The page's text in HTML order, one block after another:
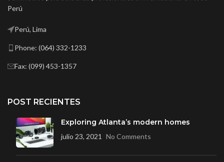
Perú
Perú, Lima
Phone: (064) 332-1233
Fax: (099) 453-1357
POST RECIENTES
Exploring Atlanta’s modern homes
julio 23, 2021 No Comments